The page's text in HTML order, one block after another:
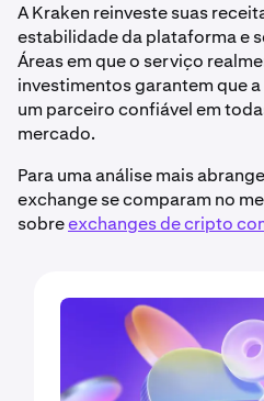
A Kraken reinveste suas
estabilidade da plataforma e
Áreas em que o serviço
investimentos garantem que
um parceiro confiável em
mercado.
Para uma análise mais
exchange se comparam no
sobreexchanges de cripto